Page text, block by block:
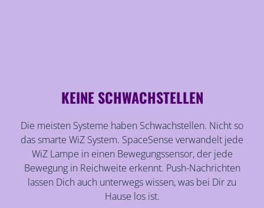
KEINE SCHWACHSTELLEN
Die meisten Systeme haben Schwachstellen. Nicht so
das smarte WiZ System. SpaceSense verwandelt jede
WiZ Lampe in einen Bewegungssensor, der jede
Bewegung in Reichweite erkennt. Push-Nachrichten
lassen Dich auch unterwegs wissen, was bei Dir zu
Hause los ist.